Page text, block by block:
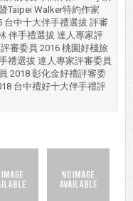
Taipei Walker特約作家
台中十大伴手禮選拔 評審
伴手禮選拔 達人專家評
審委員 2016 桃園好棧旅
禮選拔 達人專家評審委員
2018 彰化金好禮評審委
台中禮好十大伴手禮評